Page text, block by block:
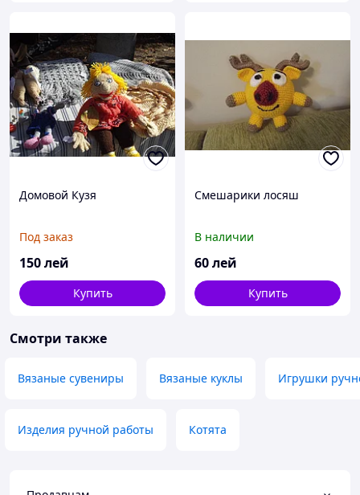
Домовой Кузя
Под заказ
150лей
Купить
Смешарики лосяш
В наличии
60лей
Купить
Смотри также
Вязаные сувениры Вязаные куклы Игрушки
Изделия ручной работы Котята